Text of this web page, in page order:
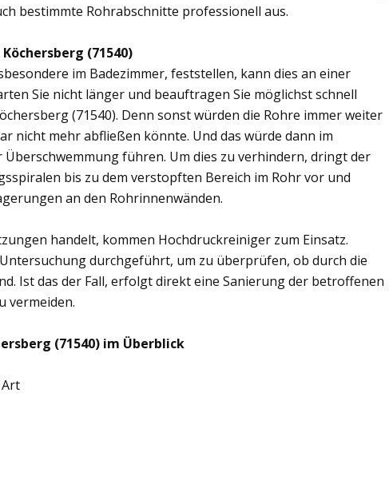
bestimmte Rohrabschnitte professionell aus.
(71540)
im Badezimmer, feststellen, kann dies an einer
Sie nicht länger und beauftragen Sie möglichst schnell
(71540). Denn sonst würden die Rohre immer weiter
nicht mehr abfließen könnte. Und das würde dann im
Überschwemmung führen. Um dies zu verhindern, dringt der
bis zu dem verstopften Bereich im Rohr vor und
an den Rohrinnenwänden.
handelt, kommen Hochdruckreiniger zum Einsatz.
durchgeführt, um zu überprüfen, ob durch die
Ist das der Fall, erfolgt direkt eine Sanierung der betroffenen
vermeiden.
(71540) im Überblick